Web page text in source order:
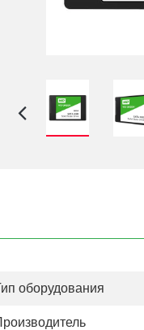
оборудования